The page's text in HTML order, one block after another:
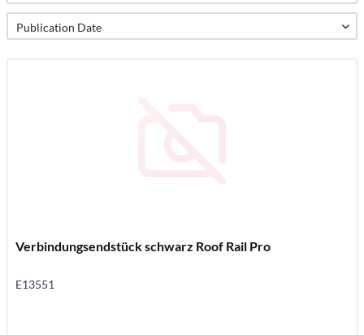
Verbindungsendstück schwarz Roof Rail Pro
E13551